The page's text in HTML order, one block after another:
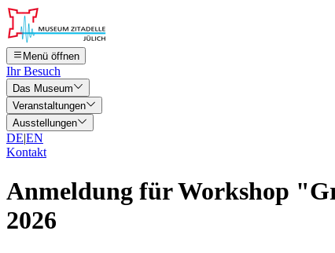
Menü öffnen
Ihr Besuch
Das Museum
Veranstaltungen
Ausstellungen
DE|EN
Kontakt
Anmeldung fürWorkshop
2026